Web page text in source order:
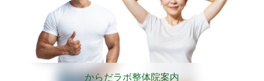
からだラボ整体院案内